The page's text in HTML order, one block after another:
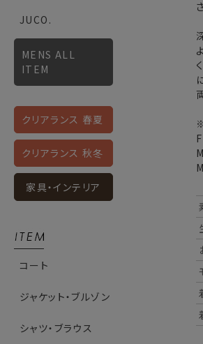
JUCO.
MENS ALL
ITEM
クリアランス 春夏
クリアランス 秋冬
家具・インテリア
コート
ジャケット・ブルゾン
シャツ・ブラウス